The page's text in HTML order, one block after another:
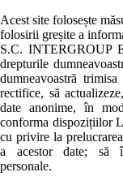
Acest site folosește
folosirii greșite a
S.C. INTERGROUP
drepturile
dumneavoastră
rectifice, să
date anonime, în
conforma dispozițiilor
cu privire la
a acestor date; să
personale.